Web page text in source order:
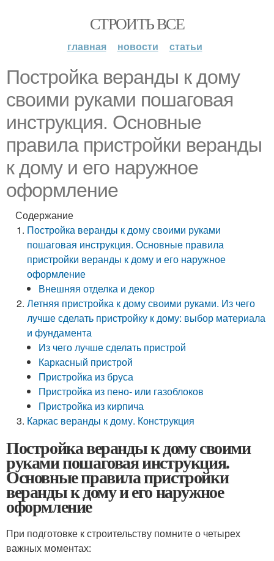
СТРОИТЬ ВСЕ
главная новости статьи
Постройка веранды к дому
своими руками пошаговая
инструкция. Основные
правила пристройки веранды
к дому и его наружное
оформление
Содержание
Постройка веранды к дому своими руками
пошаговая инструкция. Основные правила
пристройки веранды к дому и его наружное
оформление
Внешняя отделка и декор
Летняя пристройка к дому своими руками. Из чего
лучше сделать пристройку к дому: выбор материала
и фундамента
Из чего лучше сделать пристрой
Каркасный пристрой
Пристройка из бруса
Пристройка из пено- или газоблоков
Пристройка из кирпича
Каркас веранды к дому. Конструкция
Постройка веранды к дому своими
руками пошаговая инструкция.
Основные правила пристройки
веранды к дому и его наружное
оформление
При подготовке к строительству помните о четырех
важных моментах: